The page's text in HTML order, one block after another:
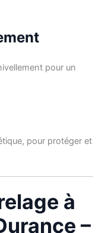
pour un
pour protéger et
à
–